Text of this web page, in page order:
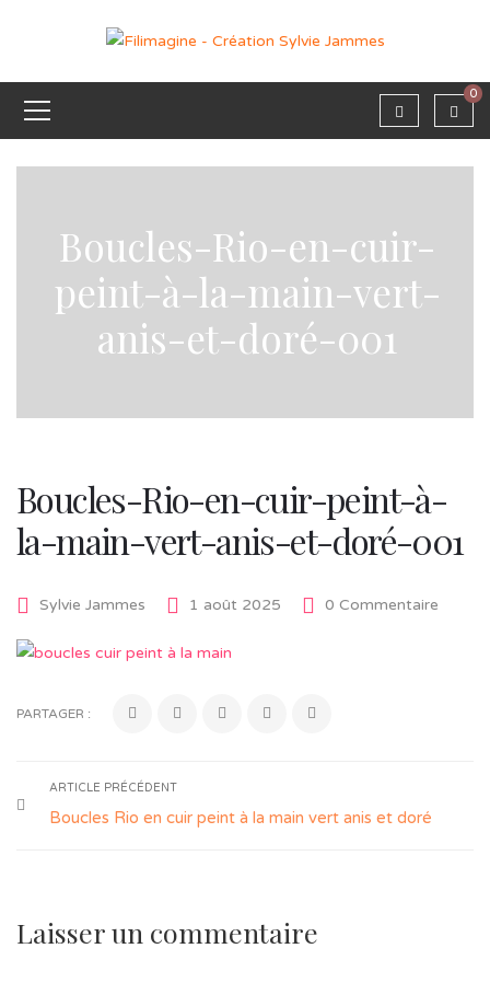
0
Boucles-Rio-en-cuir-
peint-à-la-main-vert-
anis-et-doré-001
Boucles-Rio-en-cuir-peint-à-
la-main-vert-anis-et-doré-001
Sylvie Jammes 1 août 2025 0 Commentaire
PARTAGER :
ARTICLE PRÉCÉDENT
Boucles Rio en cuir peint à la main vert anis et doré
Laisser un commentaire